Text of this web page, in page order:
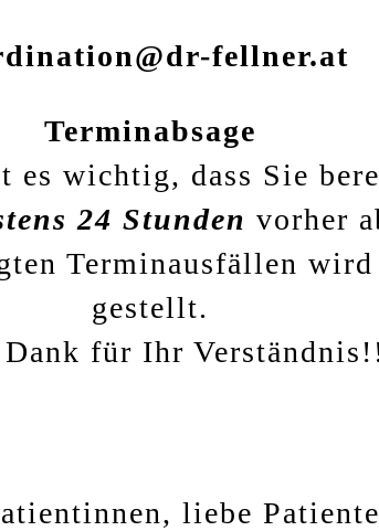
fellner.at
Terminabsage
es wichtig, dass Sie
24 Stunden vorher
Terminausfällen
gestellt.
für Ihr
liebe